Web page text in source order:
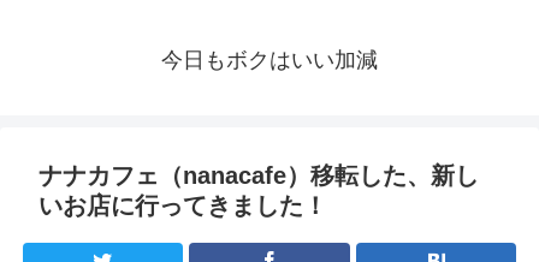
今日もボクはいい加減
ナナカフェ（nanacafe）移転した、新し
いお店に行ってきました！